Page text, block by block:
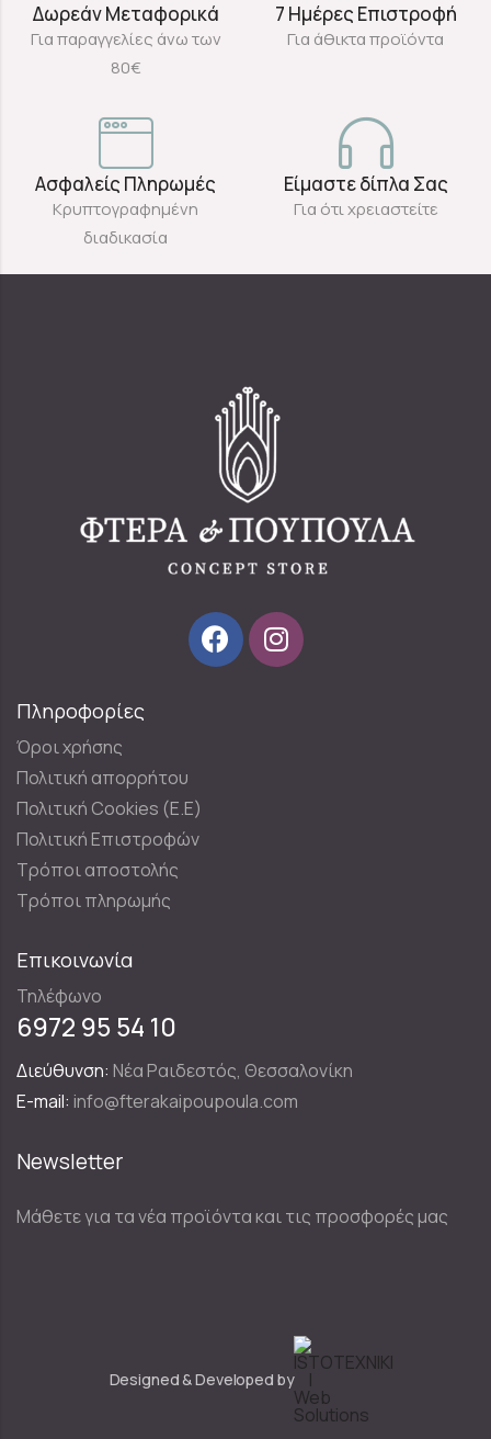
Δωρεάν Μεταφορικά
Για παραγγελίες άνω των
80€
7 Ημέρες Επιστροφή
Για άθικτα προϊόντα
Ασφαλείς Πληρωμές
Κρυπτογραφημένη
διαδικασία
Είμαστε δίπλα Σας
Για ότι χρειαστείτε
Πληροφορίες
Όροι χρήσης
Πολιτική απορρήτου
Πολιτική Cookies (E.E)
Πολιτική Επιστροφών
Τρόποι αποστολής
Τρόποι πληρωμής
Επικοινωνία
Τηλέφωνο
6972 95 54 10
Διεύθυνση: Νέα Ραιδεστός, Θεσσαλονίκη
E-mail: info@fterakaipoupoula.com
Newsletter
Μάθετε για τα νέα προϊόντα και τις προσφορές μας
Designed & Developed by